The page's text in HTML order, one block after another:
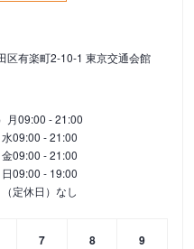
区有楽町2-10-1 東京交通会館
月09:00 - 21:00
水09:00 - 21:00
金09:00 - 21:00
日09:00 - 19:00
（定休日）なし
7
8
9